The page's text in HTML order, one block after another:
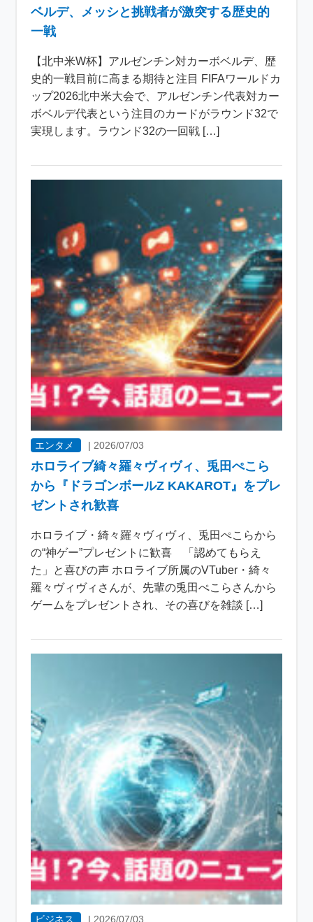
ベルデ、メッシと挑戦者が激突する歴史的
一戦
【北中米W杯】アルゼンチン対カーボベルデ、歴
史的一戦目前に高まる期待と注目 FIFAワールドカ
ップ2026北中米大会で、アルゼンチン代表対カー
ボベルデ代表という注目のカードがラウンド32で
実現します。ラウンド32の一回戦 […]
エンタメ | 2026/07/03
ホロライブ綺々羅々ヴィヴィ、兎田ぺこら
から『ドラゴンボールZ KAKAROT』をプレ
ゼントされ歓喜
ホロライブ・綺々羅々ヴィヴィ、兎田ぺこらから
の“神ゲー”プレゼントに歓喜 「認めてもらえ
た」と喜びの声 ホロライブ所属のVTuber・綺々
羅々ヴィヴィさんが、先輩の兎田ぺこらさんから
ゲームをプレゼントされ、その喜びを雑談 […]
ビジネス | 2026/07/03